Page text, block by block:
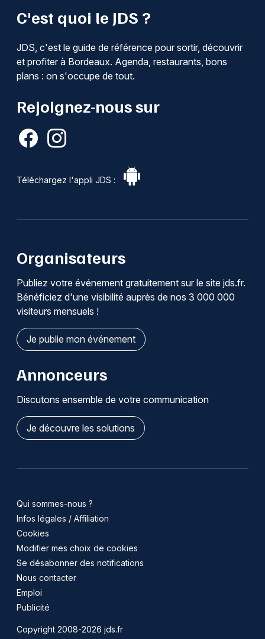
C'est quoi le JDS ?
JDS, c'est le guide de référence pour sortir, découvrir
et profiter à Bordeaux. Agenda, restaurants, bons
plans : on s'occupe de tout.
Rejoignez-nous sur
Téléchargez l'appli JDS :
Organisateurs
Publiez votre événement gratuitement sur le site jds.fr.
Bénéficiez d'une visibilité auprès de nos 3 000 000
visiteurs mensuels !
Je publie mon événement
Annonceurs
Discutons ensemble de votre communication
Je découvre les solutions
Qui sommes-nous ?
Infos légales / Affiliation
Cookies
Modifier mes choix de cookies
Se désabonner des notifications
Nous contacter
Emploi
Publicité
Copyright 2008-2026 jds.fr